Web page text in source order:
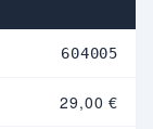
604005
29,00 €